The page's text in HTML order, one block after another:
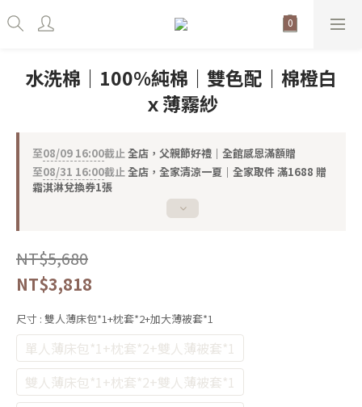
水洗棉｜100%純棉｜雙色配｜棉橙白
ｘ薄霧紗
至08/09 16:00截止全店，父親節好禮｜全館感恩滿額贈
至08/31 16:00截止全店，全家清涼一夏｜全家取件 滿1688 贈
霜淇淋兌換券1張
NT$5,680
NT$3,818
尺寸 : 雙人薄床包*1+枕套*2+加大薄被套*1
單人薄床包*1+枕套*2+雙人薄被套*1
雙人薄床包*1+枕套*2+雙人薄被套*1